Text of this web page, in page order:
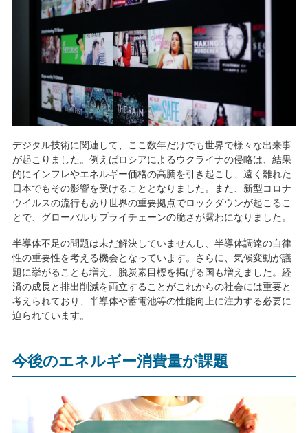
デジタル技術に関連して、ここ数年だけでも世界で様々な出来事
が起こりました。例えばロシアによるウクライナの侵略は、結果
的にインフレやエネルギー価格の高騰を引き起こし、遠く離れた
日本でもその影響を受けることとなりました。また、新型コロナ
ウイルスの流行もあり世界の重要拠点でロックダウンが起こるこ
とで、グローバルサプライチェーンの脆さが露わになりました。
半導体不足の問題は未だ解決していませんし、半導体調達の自律
性の重要性を考える機会となっています。さらに、気候変動が議
題に挙がることも増え、脱炭素目標を掲げる国も増えました。経
済の成長と排出削減を両立することがこれからの社会には重要と
考えられており、半導体や蓄電池等の性能向上に注力する必要に
迫られています。
今後のエネルギー消費量が課題